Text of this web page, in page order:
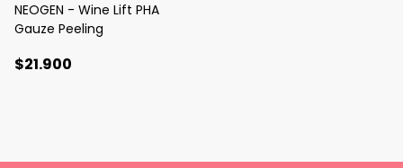
NEOGEN - Wine Lift PHA
Gauze Peeling
$21.900